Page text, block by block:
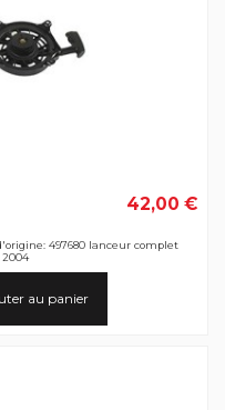
42,00 €
497680 lanceur complet
2004
au panier